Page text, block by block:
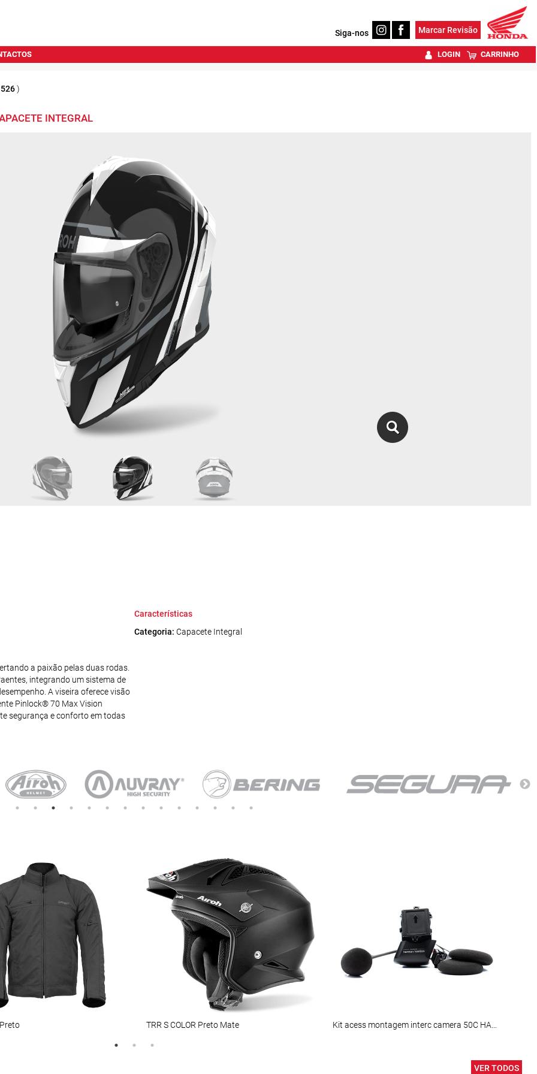
Siga-nos Marcar Revisão
LOGIN CARRINHO
)
INTEGRAL
a paixão pelas duas rodas.
integrando um sistema de
A viseira oferece visão
Pinlock® 70 Max Vision
segurança e conforto em todas
Características
Categoria: Capacete Integral
TRR S COLOR Preto Mate Kit acess montagem interc camera 50C HARMON KARDON
VER TODOS